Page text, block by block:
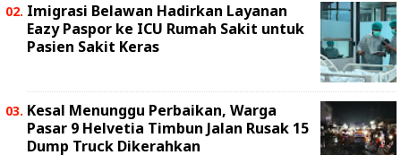
Imigrasi Belawan Hadirkan Layanan
Eazy Paspor ke ICU Rumah Sakit untuk
Pasien Sakit Keras
Kesal Menunggu Perbaikan, Warga
Pasar 9 Helvetia Timbun Jalan Rusak 15
Dump Truck Dikerahkan